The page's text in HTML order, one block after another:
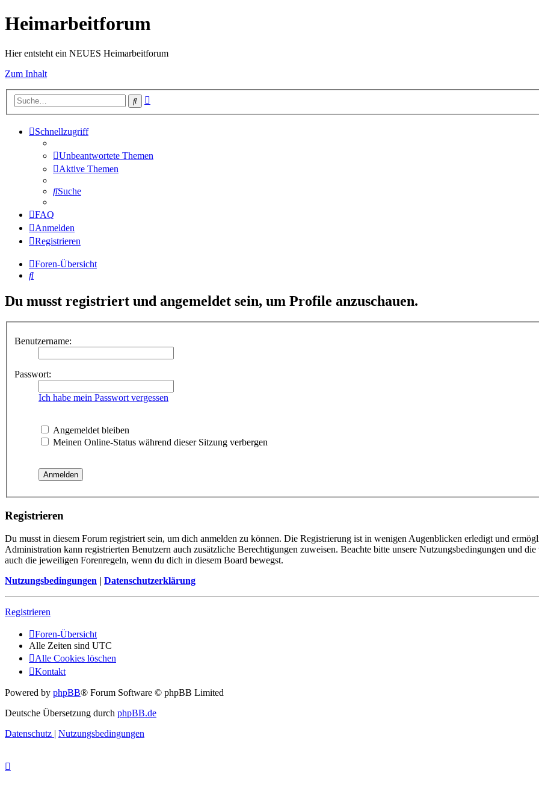
Heimarbeitforum
Hier entsteht ein NEUES Heimarbeitforum
Zum Inhalt
Suche
Schnellzugriff
Unbeantwortete Themen
Aktive Themen
Suche
FAQ
Anmelden
Registrieren
Foren-Übersicht
Suche
Du musst registriert und angemeldet sein, um Profile anzuschauen.
Benutzername:
Passwort:
Ich habe mein Passwort vergessen
Angemeldet bleiben
Meinen Online-Status während dieser Sitzung verbergen
Registrieren
Du musst in diesem Forum registriert sein, um dich anmelden zu können. Die Registrierung ist in wenigen Augenblicken erledigt und
Administration kann registrierten Benutzern auch zusätzliche Berechtigungen zuweisen. Beachte bitte unsere Nutzungsbedingungen und
auch die jeweiligen Forenregeln, wenn du dich in diesem Board bewegst.
Nutzungsbedingungen | Datenschutzerklärung
Registrieren
Foren-Übersicht
Alle Zeiten sind UTC
Alle Cookies löschen
Kontakt
Powered by phpBB® Forum Software © phpBB Limited
Deutsche Übersetzung durch phpBB.de
Datenschutz | Nutzungsbedingungen